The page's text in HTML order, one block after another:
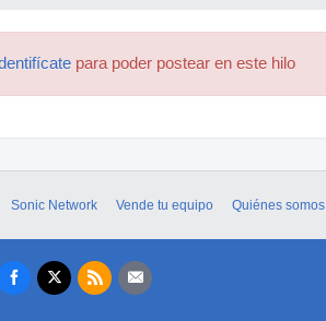
para poder postear en este hilo
Sonic Network Vende tu equipo Quiénes somos